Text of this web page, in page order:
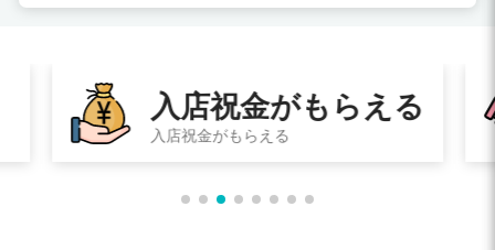
即日体験入店
その日に体験入店してお給料ももらえる